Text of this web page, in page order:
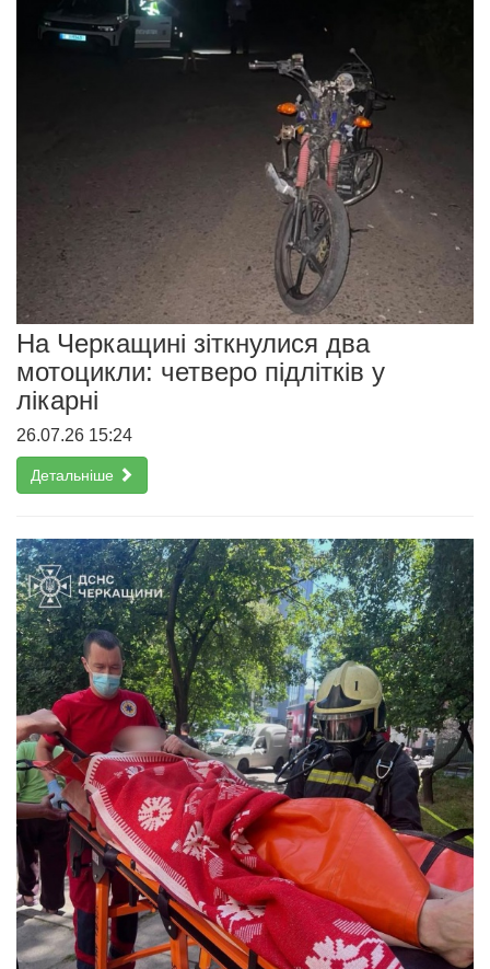
На Черкащині зіткнулися два
мотоцикли: четверо підлітків у
лікарні
26.07.26 15:24
Детальніше